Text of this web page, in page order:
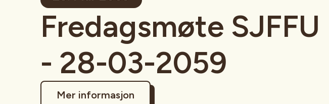
Fredagsmøte SJFFU
- 28-03-2059
Mer informasjon